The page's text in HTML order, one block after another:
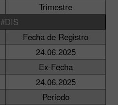
Trimestre
#DIS
Fecha de Registro
24.06.2025
Ex-Fecha
24.06.2025
Periodo